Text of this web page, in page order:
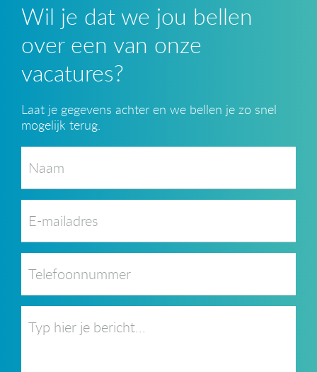
Wil je dat we jou bellen
over een van onze
vacatures?
Laat je gegevens achter en we bellen je zo snel
mogelijk terug.